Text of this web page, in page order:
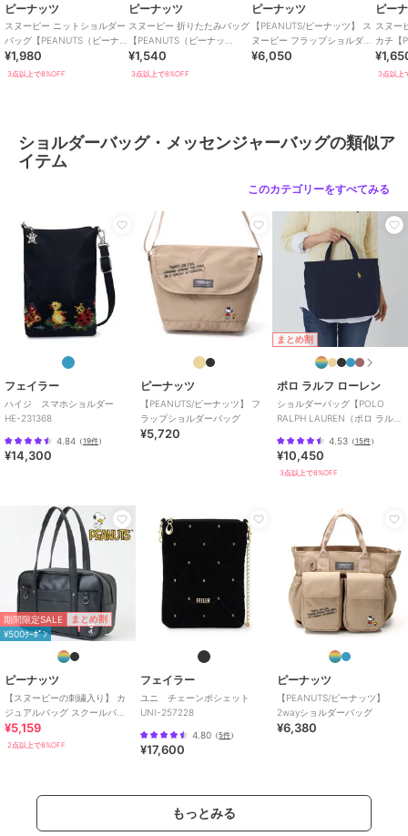
ピーナッツ
スヌーピー ニットショルダー
バッグ【PEANUTS（ピーナ
ッツ）】
¥1,980
3点以上で8%OFF
ピーナッツ
スヌーピー 折りたたみバッグ
【PEANUTS（ピーナッ
ツ）】
¥1,540
3点以上で8%OFF
ピーナッツ
【PEANUTS/ピーナッツ】 ス
ヌーピー フラップショルダー
バッグ
¥6,050
ピー
スヌー
カチ【
ツ）】
3点以上
ショルダーバッグ・メッセンジャーバッグの類似ア
イテム
このカテゴリーをすべてみる
フェイラー
ハイジ スマホショルダー
HE-231368
4.84 （19件）
¥14,300
ピーナッツ
【PEANUTS/ピーナッツ】 フ
ラップショルダーバッグ
¥5,720
まとめ割
ポロ ラルフ ローレン
ショルダーバッグ【POLO
RALPH LAUREN（ポロ ラルフ
4.53（15件）
¥10,450
3点以上で8%OFF
期間限定SALE まとめ割
¥500ｸｰﾎﾟﾝ
ピーナッツ
【スヌーピーの刺繍入り】 カ
ジュアルバッグ スクールバッ
グ メンズ レディース
¥5,159
2点以上で8%OFF
フェイラー
ユニ チェーンポシェット
UNI-257228
4.80 （5件）
¥17,600
ピーナッツ
【PEANUTS/ピーナッツ】
2wayショルダーバッグ
¥6,380
もっとみる